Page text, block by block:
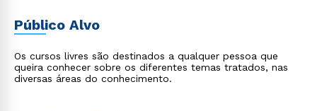
Público Alvo
Os cursos livres são destinados a qualquer pessoa que
queira conhecer sobre os diferentes temas tratados, nas
diversas áreas do conhecimento.